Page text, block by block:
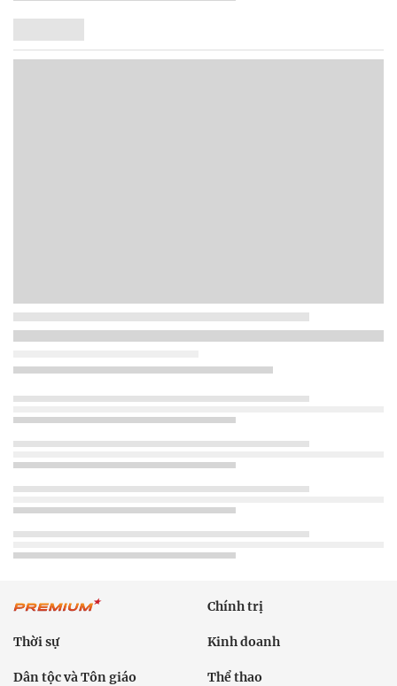
Chính trị
Thời sự Kinh doanh
Dân tộc và Tôn giáo Thể thao